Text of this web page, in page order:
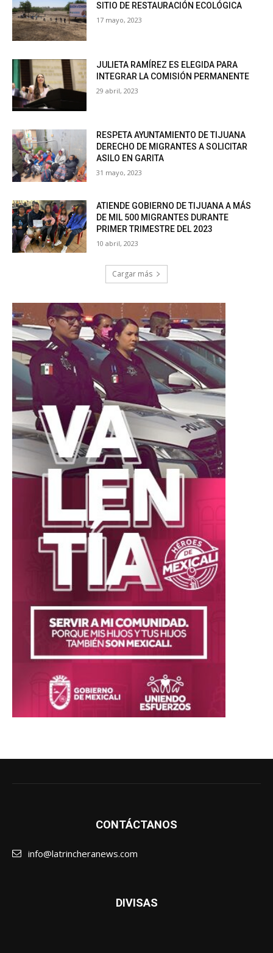
SITIO DE RESTAURACIÓN ECOLÓGICA
17 mayo, 2023
JULIETA RAMÍREZ ES ELEGIDA PARA
INTEGRAR LA COMISIÓN PERMANENTE
29 abril, 2023
RESPETA AYUNTAMIENTO DE TIJUANA
DERECHO DE MIGRANTES A SOLICITAR
ASILO EN GARITA
31 mayo, 2023
ATIENDE GOBIERNO DE TIJUANA A MÁS
DE MIL 500 MIGRANTES DURANTE
PRIMER TRIMESTRE DEL 2023
10 abril, 2023
Cargar más
CONTÁCTANOS
info@latrincheranews.com
DIVISAS